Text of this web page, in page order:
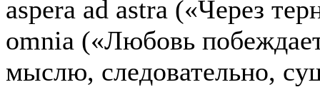
aspera ad astra («Через
omnia («Любовь
мыслю, следовательно,